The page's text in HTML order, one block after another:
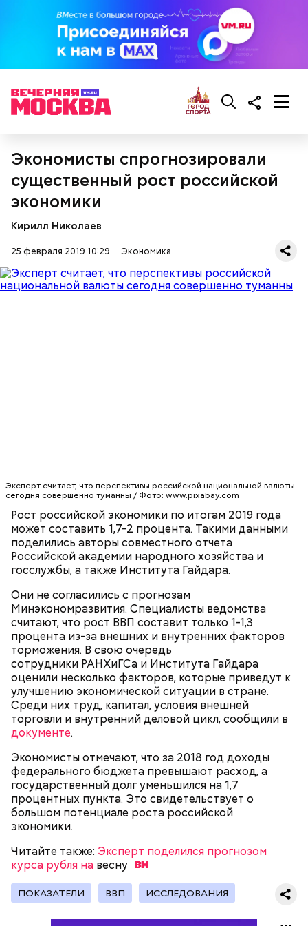
Экономисты спрогнозировали
существенный рост российской
экономики
Кирилл Николаев
25 февраля 2019 10:29 Экономика
Эксперт считает, что перспективы российской национальной валюты
сегодня совершенно туманны / Фото: www.pixabay.com
Рост российской экономики по итогам 2019 года
может составить 1,7-2 процента. Такими данными
поделились авторы совместного отчета
Российской академии народного хозяйства и
госслужбы, а также Института Гайдара.
Они не согласились с прогнозам
Минэкономразвития. Специалисты ведомства
считают, что рост ВВП составит только 1-1,3
процента из-за внешних и внутренних факторов
торможения. В свою очередь
сотрудники РАНХиГСа и Института Гайдара
оценили несколько факторов, которые приведут к
улучшению экономической ситуации в стране.
Среди них труд, капитал, условия внешней
торговли и внутренний деловой цикл, сообщили в
документе.
Экономисты отмечают, что за 2018 год доходы
федерального бюджета превышают расход, а
государственный долг уменьшился на 1,7
процентных пункта. Это свидетельствует о
большом потенциале роста российской
экономики.
Читайте также: Эксперт поделился прогнозом
курса рубля на весну
ПОКАЗАТЕЛИ ВВП ИССЛЕДОВАНИЯ
Молитва Николаю чудотворцу
О, всесвятый Николае, угодниче преизрядный
Господень, теплый наш заступниче, и везде в
скорбех скорый помощниче!
Помози мне грешному и унылому в настоящем сем
житии, умоли Господа Бога даровати ми
календарь